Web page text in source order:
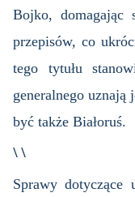
Bojko,
przepisów, co
tego tytułu
generalnego uznają
być także Białoruś.
\ \
Sprawy dotyczące